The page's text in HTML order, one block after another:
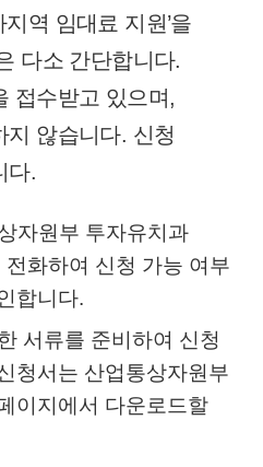
역 임대료 지원’을
다소 간단합니다.
접수받고 있으며,
지 않습니다. 신청
다.
자원부 투자유치과
화하여 신청 가능 여부
합니다.
서류를 준비하여 신청
청서는 산업통상자원부
이지에서 다운로드할